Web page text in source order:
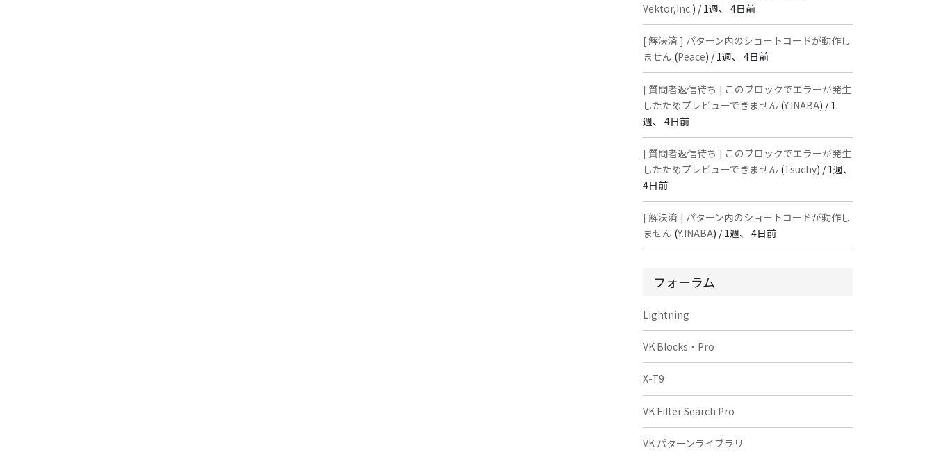
Vektor,Inc.) /1週、 4日前
[ 解決済 ] パターン内のショートコードが動作し
ません (Peace) /1週、 4日前
[ 質問者返信待ち ] このブロックでエラーが発生
したためプレビューできません (Y.INABA) /1
週、 4日前
[ 質問者返信待ち ] このブロックでエラーが発生
したためプレビューできません (Tsuchy) /1週、
4日前
[ 解決済 ] パターン内のショートコードが動作し
ません (Y.INABA) /1週、 4日前
フォーラム
Lightning
VK Blocks・Pro
X-T9
VK Filter Search Pro
VK パターンライブラリ